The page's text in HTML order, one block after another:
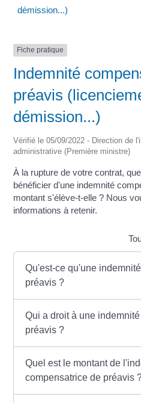
démission...)
Fiche pratique
Indemnité
préavis
démission...)
Vérifié le 05/09/2022 - Direction de
administrative (Première ministre)
À la rupture de votre contrat,
bénéficier d'une indemnité
montant s'élève-t-elle ? Nous
informations à retenir.
Qu'est-ce qu'une
préavis ?
Qui a droit à une
préavis ?
Quel est le montant de
compensatrice de préavis